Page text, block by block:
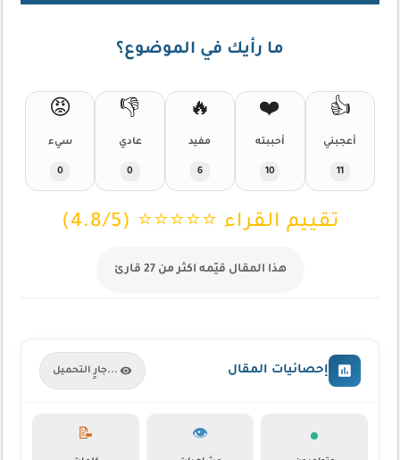
ما رأيك في الموضوع؟
👍
أعجبني
11
❤️
أحببته
10
🔥
مفيد
6
👎
عادي
0
😡
سيء
0
تقييم القراء ⭐⭐⭐⭐⭐ (4.8/5)
هذا المقال قيّمه اكثر من 27 قارئ
إحصائيات المقال جارٍ التحميل...
👁️
📝